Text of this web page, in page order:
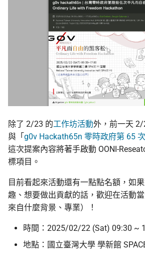
除了 2/23 的工作坊活動外，前一天
與「g0v Hackath65n 零時政府第 65
這次提案內容將著手啟動 OONI-
標項目。
目前看起來活動還有一點點名額，如
趣、想要做出貢獻的話，歡迎在活動
來自什麼背景、專業）！
時間：2025/02/22 (Sat) 09:30 ~
地點：國立臺灣大學 學新館